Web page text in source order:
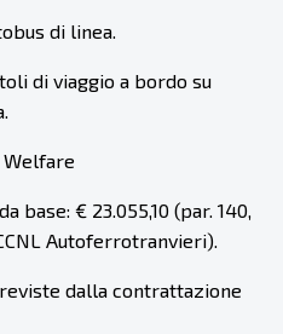
di linea.
di viaggio a bordo su
Welfare
base: € 23.055,10 (par. 140,
Autoferrotranvieri).
dalla contrattazione